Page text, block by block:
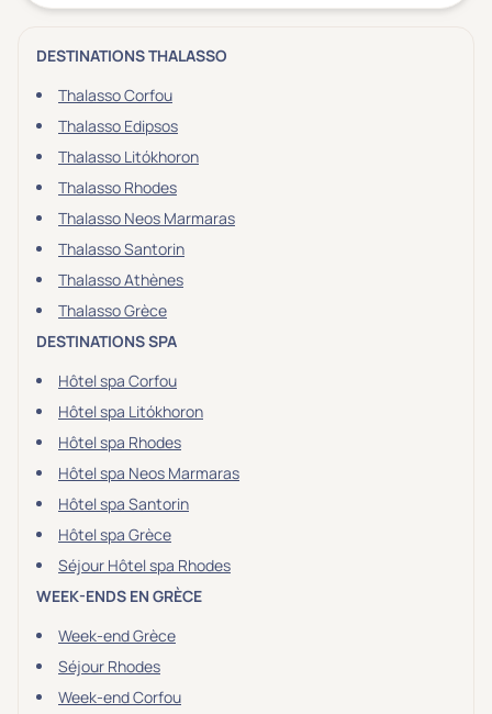
Remise en forme
Beauté & anti-âge
Silhouette, Minceur
Gestion du stress / sommeil
Spécial dos
Prévention santé
Sport
Yoga
Offres spéciales
Vente Flash & Promo
Offres spéciales Solo
Distance de chez vous
Établissements proches de chez moi
Km
DESTINATIONS THALASSO
Thalasso Corfou
Thalasso Edipsos
Thalasso Litókhoron
Thalasso Rhodes
Thalasso Neos Marmaras
Thalasso Santorin
Thalasso Athènes
Thalasso Grèce
DESTINATIONS SPA
Hôtel spa Corfou
Hôtel spa Litókhoron
Hôtel spa Rhodes
Hôtel spa Neos Marmaras
Hôtel spa Santorin
Hôtel spa Grèce
Séjour Hôtel spa Rhodes
WEEK-ENDS EN GRÈCE
Week-end Grèce
Séjour Rhodes
Week-end Corfou